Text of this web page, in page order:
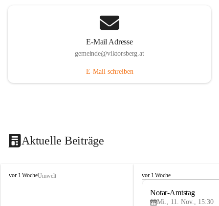
E-Mail Adresse
gemeinde@viktorsberg.at
E-Mail schreiben
Aktuelle Beiträge
V
vor 1 WocheUmwelt
V
vor 1 Woche
Notar-Amtstag
Mi., 11. Nov., 15:30